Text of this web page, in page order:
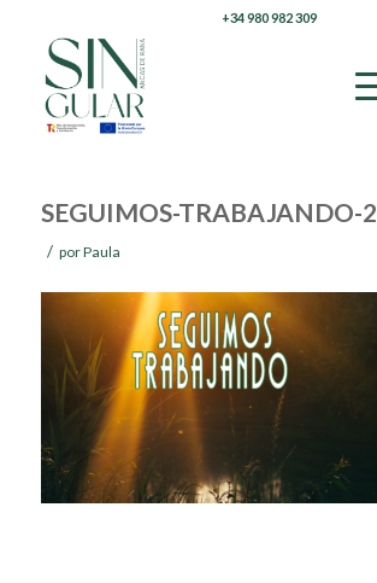
+34 980 982 309
SEGUIMOS-TRABAJANDO-2
/ porPaula